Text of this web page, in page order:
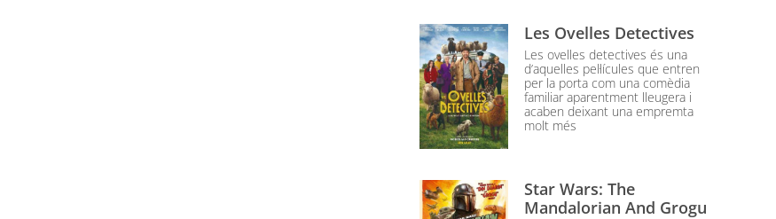
Les Ovelles Detectives
Les ovelles detectives és una
d’aquelles pel·lícules que entren
per la porta com una comèdia
familiar aparentment lleugera i
acaben deixant una empremta
molt més
Star Wars: The
Mandalorian And Grogu